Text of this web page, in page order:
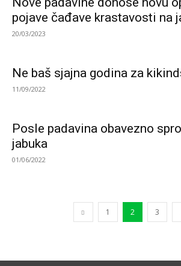
pojave čađave krastavosti na
20/03/2023
Ne baš sjajna godina za
11/09/2022
Posle padavina obavezno
jabuka
01/06/2022
1 2 3